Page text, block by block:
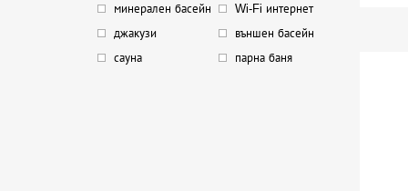
минерален басейн
Wi-Fi интернет
джакузи
външен басейн
сауна
парна баня